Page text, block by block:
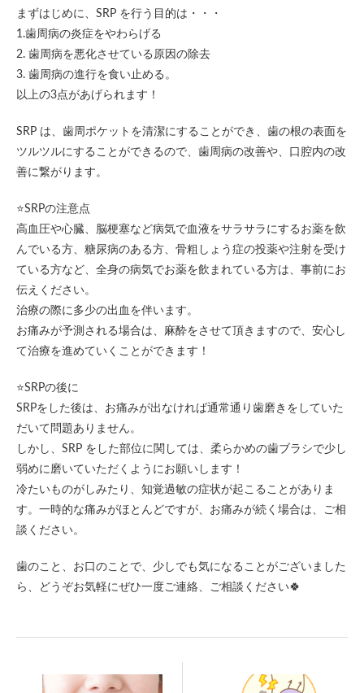
まずはじめに、SRP を行う目的は・・・
1.歯周病の炎症をやわらげる
2. 歯周病を悪化させている原因の除去
3. 歯周病の進行を食い止める。
以上の3点があげられます！
SRP は、歯周ポケットを清潔にすることができ、歯の根の表面を
ツルツルにすることができるので、歯周病の改善や、口腔内の改
善に繋がります。
⭐️SRPの注意点
高血圧や心臓、脳梗塞など病気で血液をサラサラにするお薬を飲
んでいる方、糖尿病のある方、骨粗しょう症の投薬や注射を受け
ている方など、全身の病気でお薬を飲まれている方は、事前にお
伝えください。
治療の際に多少の出血を伴います。
お痛みが予測される場合は、麻酔をさせて頂きますので、安心し
て治療を進めていくことができます！
⭐️SRPの後に
SRPをした後は、お痛みが出なければ通常通り歯磨きをしていた
だいて問題ありません。
しかし、SRP をした部位に関しては、柔らかめの歯ブラシで少し
弱めに磨いていただくようにお願いします！
冷たいものがしみたり、知覚過敏の症状が起こることがありま
す。一時的な痛みがほとんどですが、お痛みが続く場合は、ご相
談ください。
歯のこと、お口のことで、少しでも気になることがございました
ら、どうぞお気軽にぜひ一度ご連絡、ご相談ください🍀